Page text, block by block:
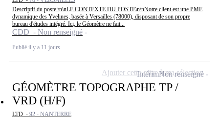
Descriptif du poste:\n\nLE CONTEXTE DU POSTE\n\nNotre client est une PME
dynamique des Yvelines, basée à Versailles (78000), disposant de son propre
bureau d'études intégré. Ici, le Géomètre ne fait...
CDD - Non renseigné
Publié il y a 11 jours
GÉOMÈTRE TOPOGRAPHE TP /
VRD (H/F)
LTD - 92 - NANTERRE
IntérimNon renseigné
Ajouter cette offre à ma sélection